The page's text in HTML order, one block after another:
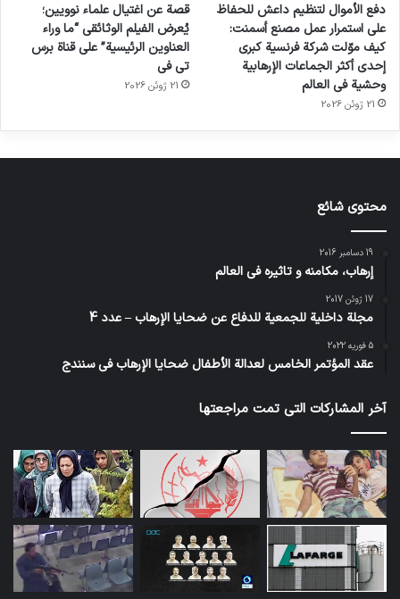
دفع الأموال لتنظيم داعش للحفاظ
على استمرار عمل مصنع أسمنت:
كيف موّلت شركة فرنسية كبرى
إحدى أكثر الجماعات الإرهابية
وحشية في العالم
21 ژوئن 2026
قصة عن اغتيال علماء نوويين؛
يُعرض الفيلم الوثائقي “ما وراء
العناوين الرئيسية” على قناة برس
تي في
21 ژوئن 2026
محتوى شائع
19 دسامبر 2016
إرهاب، مكامنه و تاثيره في العالم
17 ژوئن 2017
مجلة داخلية للجمعية للدفاع عن ضحايا الإرهاب – عدد 4
5 فوریه 2022
عقد المؤتمر الخامس لعدالة الأطفال ضحايا الإرهاب في سنندج
آخر المشاركات التي تمت مراجعتها